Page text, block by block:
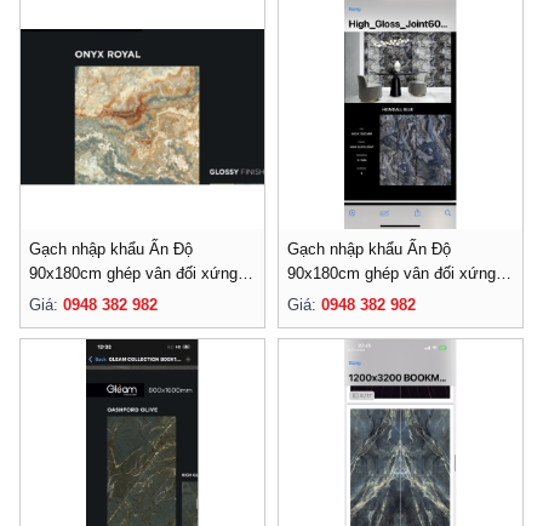
Gạch nhập khẩu Ấn Độ
90x180cm ghép vân đối xứng-
011
Giá: 0948 382 982
Gạch nhập khẩu Ấn Độ
90x180cm ghép vân đối xứng-
010
Giá: 0948 382 982